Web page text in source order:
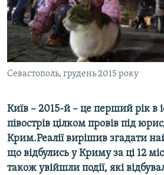
ВІДЕОУРОКИ «ELIFBE»
СВІДЧЕННЯ ОКУПАЦІЇ
УКРАЇНСЬКА ПРОБЛЕМА КРИМУ
ІНФОГРАФІКА
Русский
Qırımtatar
ДОЛУЧАЙСЯ!
Усі сайти RFE/RL
Севастополь, грудень 2015 року
Київ – 2015-й – це перший рік в
півострів цілком провів під
Крим.Реалії вирішив згадати
що відбулись у Криму за ці 12
також увійшли події, які